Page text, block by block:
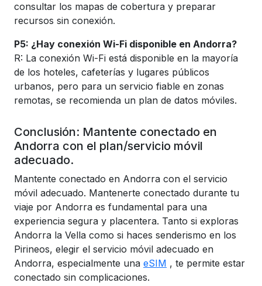
consultar los mapas de cobertura y preparar
recursos sin conexión.
P5: ¿Hay conexión Wi-Fi disponible en Andorra?
R: La conexión Wi-Fi está disponible en la mayoría
de los hoteles, cafeterías y lugares públicos
urbanos, pero para un servicio fiable en zonas
remotas, se recomienda un plan de datos móviles.
Conclusión: Mantente conectado en
Andorra con el plan/servicio móvil
adecuado.
Mantente conectado en Andorra con el servicio
móvil adecuado. Mantenerte conectado durante tu
viaje por Andorra es fundamental para una
experiencia segura y placentera. Tanto si exploras
Andorra la Vella como si haces senderismo en los
Pirineos, elegir el servicio móvil adecuado en
Andorra, especialmente una eSIM , te permite estar
conectado sin complicaciones.